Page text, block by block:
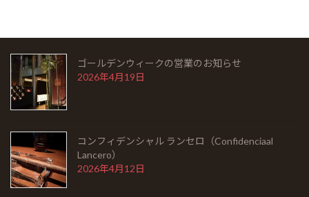
ゴールデンウィークの営業のお知らせ
2026年4月19日
コンフィデンシャル ランセロ（Confidenciaal
Lancero）
2026年4月12日